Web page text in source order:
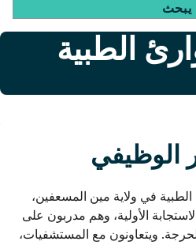
الطبية
الوظيفي
في ولاية مين المسعفين،
الأولية، وهم مدربون على
ويتعاونون مع المستشفيات،